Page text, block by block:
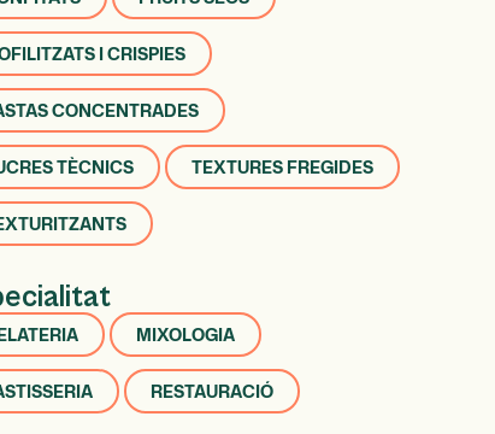
I CRISPIES
CONCENTRADES
TÈCNICS TEXTURES FREGIDES
MIXOLOGIA
RESTAURACIÓ